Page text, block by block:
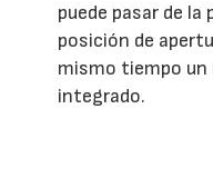
puede pasar de la
posición de
mismo tiempo un
integrado.